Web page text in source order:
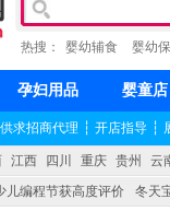
热搜： 婴幼辅食 婴幼
孕妇用品 婴童店
供求招商代理 ┆ 开店指导 ┆
江西 四川 重庆 贵州
云
儿编程节获高度评价
冬天